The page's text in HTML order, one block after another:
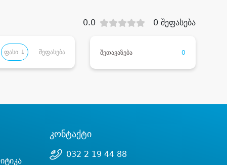
0.0 0 შეფასება
ფასი ↓ შეფასება შეთავაზება 0
კონტაქტი
032 2 19 44 88